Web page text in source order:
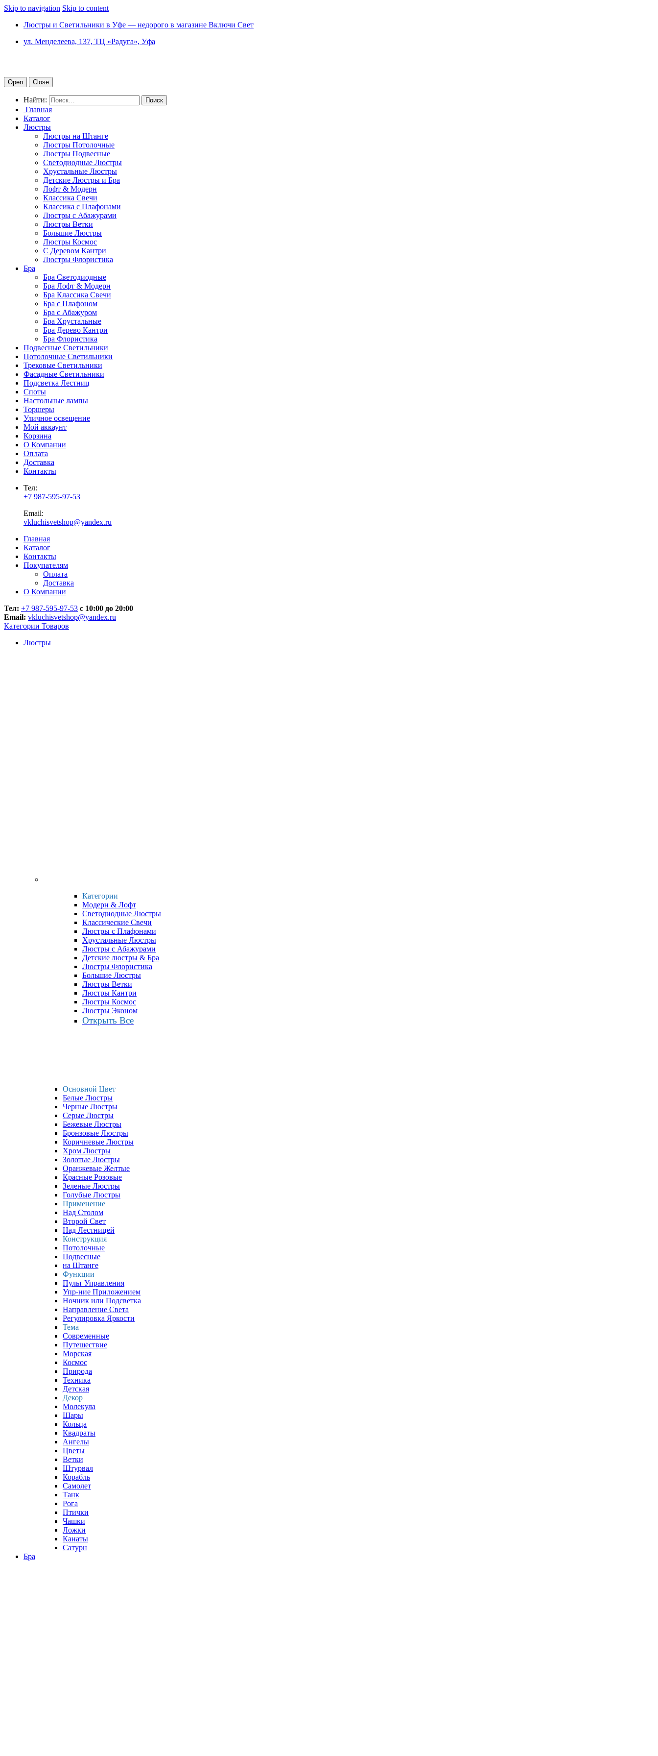
Skip to navigation Skip to content
Люстры и Светильники в Уфе — недорого в магазине Включи Свет
ул. Менделеева, 137, ТЦ «Радуга», Уфа
Open Close
Найти:
Главная
Каталог
Люстры
Люстры на Штанге
Люстры Потолочные
Люстры Подвесные
Светодиодные Люстры
Хрустальные Люстры
Детские Люстры и Бра
Лофт & Модерн
Классика Свечи
Классика с Плафонами
Люстры с Абажурами
Люстры Ветки
Большие Люстры
Люстры Космос
С Деревом Кантри
Люстры Флористика
Бра
Бра Светодиодные
Бра Лофт & Модерн
Бра Классика Свечи
Бра с Плафоном
Бра с Абажуром
Бра Хрустальные
Бра Дерево Кантри
Бра Флористика
Подвесные Светильники
Потолочные Светильники
Трековые Светильники
Фасадные Светильники
Подсветка Лестниц
Споты
Настольные лампы
Торшеры
Уличное освещение
Мой аккаунт
Корзина
О Компании
Оплата
Доставка
Контакты
Тел:
+7 987-595-97-53
Email:
vkluchisvetshop@yandex.ru
Главная
Каталог
Контакты
Покупателям
Оплата
Доставка
О Компании
Тел: +7 987-595-97-53 с 10:00 до 20:00
Email: vkluchisvetshop@yandex.ru
Категории Товаров
Люстры
Категории
Модерн & Лофт
Светодиодные Люстры
Классические Свечи
Люстры с Плафонами
Хрустальные Люстры
Люстры с Абажурами
Детские люстры & Бра
Люстры Флористика
Большие Люстры
Люстры Ветки
Люстры Кантри
Люстры Космос
Люстры Эконом
Открыть Все
Основной Цвет
Белые Люстры
Черные Люстры
Серые Люстры
Бежевые Люстры
Бронзовые Люстры
Коричневые Люстры
Хром Люстры
Золотые Люстры
Оранжевые Желтые
Красные Розовые
Зеленые Люстры
Голубые Люстры
Применение
Над Столом
Второй Свет
Над Лестницей
Конструкция
Потолочные
Подвесные
на Штанге
Функции
Пульт Управления
Упр-ние Приложением
Ночник или Подсветка
Направление Света
Регулировка Яркости
Тема
Современные
Путешествие
Морская
Космос
Природа
Техника
Детская
Декор
Молекула
Шары
Кольца
Квадраты
Ангелы
Цветы
Ветки
Штурвал
Корабль
Самолет
Танк
Рога
Птички
Чашки
Ложки
Канаты
Сатурн
Бра